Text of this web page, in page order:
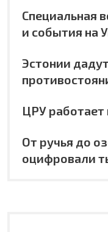
Специальная
и события на
Эстонии
ЦРУ
От ручья до
оцифровали